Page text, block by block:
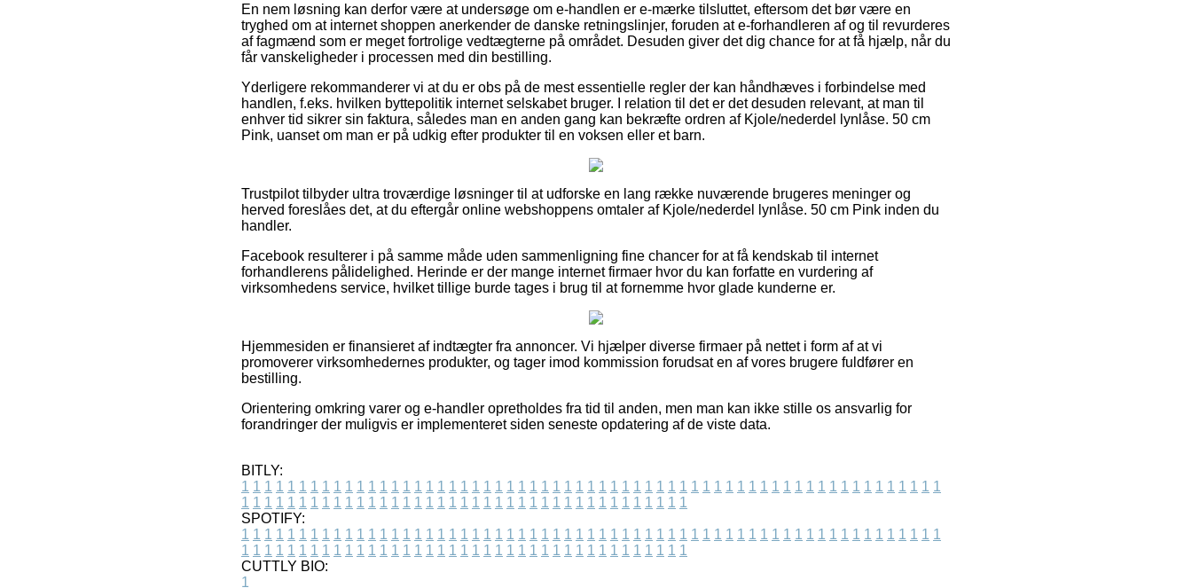
En nem løsning kan derfor være at undersøge om e-handlen er e-mærke tilsluttet, eftersom det bør være en
tryghed om at internet shoppen anerkender de danske retningslinjer, foruden at e-forhandleren af og til revurderes
af fagmænd som er meget fortrolige vedtægterne på området. Desuden giver det dig chance for at få hjælp, når du
får vanskeligheder i processen med din bestilling.
Yderligere rekommanderer vi at du er obs på de mest essentielle regler der kan håndhæves i forbindelse med
handlen, f.eks. hvilken byttepolitik internet selskabet bruger. I relation til det er det desuden relevant, at man til
enhver tid sikrer sin faktura, således man en anden gang kan bekræfte ordren af Kjole/nederdel lynlåse. 50 cm
Pink, uanset om man er på udkig efter produkter til en voksen eller et barn.
Trustpilot tilbyder ultra troværdige løsninger til at udforske en lang række nuværende brugeres meninger og
herved foreslåes det, at du eftergår online webshoppens omtaler af Kjole/nederdel lynlåse. 50 cm Pink inden du
handler.
Facebook resulterer i på samme måde uden sammenligning fine chancer for at få kendskab til internet
forhandlerens pålidelighed. Herinde er der mange internet firmaer hvor du kan forfatte en vurdering af
virksomhedens service, hvilket tillige burde tages i brug til at fornemme hvor glade kunderne er.
Hjemmesiden er finansieret af indtægter fra annoncer. Vi hjælper diverse firmaer på nettet i form af at vi
promoverer virksomhedernes produkter, og tager imod kommission forudsat en af vores brugere fuldfører en
bestilling.
Orientering omkring varer og e-handler opretholdes fra tid til anden, men man kan ikke stille os ansvarlig for
forandringer der muligvis er implementeret siden seneste opdatering af de viste data.
BITLY:
1 1 1 1 1 1 1 1 1 1 1 1 1 1 1 1 1 1 1 1 1 1 1 1 1 1 1 1 1 1 1 1 1 1 1 1 1 1 1 1 1 1 1 1 1 1 1 1 1 1 1 1 1 1 1 1 1 1 1 1 1
1 1 1 1 1 1 1 1 1 1 1 1 1 1 1 1 1 1 1 1 1 1 1 1 1 1 1 1 1 1 1 1 1 1 1 1 1 1 1
SPOTIFY:
1 1 1 1 1 1 1 1 1 1 1 1 1 1 1 1 1 1 1 1 1 1 1 1 1 1 1 1 1 1 1 1 1 1 1 1 1 1 1 1 1 1 1 1 1 1 1 1 1 1 1 1 1 1 1 1 1 1 1 1 1
1 1 1 1 1 1 1 1 1 1 1 1 1 1 1 1 1 1 1 1 1 1 1 1 1 1 1 1 1 1 1 1 1 1 1 1 1 1 1
CUTTLY BIO:
1